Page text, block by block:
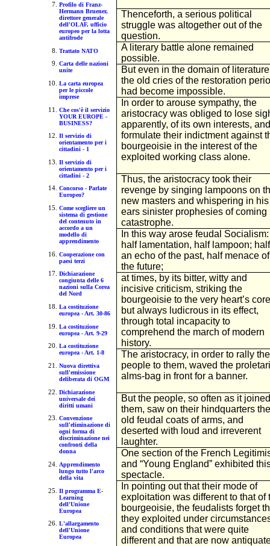
Profilo di Franz-
Hermann Bruener,
direttore generale
dell'OLAF, ufficio
europeo per la lotta
antifrode
Trattato NATO
Carta delle nazioni
unite
La carta europea
per le piccole
imprese
Che cos'è il servizio
YOUR EUROPE -
BUSINESS?
Il servizio di
orientamento per i
cittadini - 1
Il servizio di
orientamento per i
cittadini - 2
Concorso - Parlate
Europeo?
Come scegliere un
sistema di gestione
del contenuto in
accordo a un
modello di
apprendimento
Cooperazione con
paesi terzi
Dichiarazione
congiunta delle 6
nazioni sulla Corea
del Nord
La costituzione
europea - Art. 30-86
La costituzione
europea - Art. 9-29
La costituzione
europea - Art. 1-8
Nuova direttiva
sull'emissione
deliberata di OGM
Dichiarazione
universale dei
diritti umani
Convenzione
sull'eliminazione di
ogni forma di
discriminazione nei
confronti della
donna
Apprendimento
lungo tutto l'arco
della vita
Il programma E-
Learning
dell'Unione
Europea
L'allargamento
dell'Unione
Europea
Thenceforth, a serious political
struggle was altogether out of the
question.
A literary battle alone remained
possible.
But even in the domain of literature
the old cries of the restoration
had become impossible.
In order to arouse sympathy, the
aristocracy was obliged to lose
apparently, of its own interests,
formulate their indictment against
bourgeoisie in the interest of the
exploited working class alone.
Thus, the aristocracy took their
revenge by singing lampoons on
new masters and whispering in his
ears sinister prophesies of coming
catastrophe.
In this way arose feudal Socialism:
half lamentation, half lampoon; half
an echo of the past, half menace of
the future;
at times, by its bitter, witty and
incisive criticism, striking the
bourgeoisie to the very heart’s
but always ludicrous in its effect,
through total incapacity to
comprehend the march of modern
history.
The aristocracy, in order to rally the
people to them, waved the
alms-bag in front for a banner.
But the people, so often as it joined
them, saw on their hindquarters the
old feudal coats of arms, and
deserted with loud and irreverent
laughter.
One section of the French
and “Young England” exhibited
spectacle.
In pointing out that their mode of
exploitation was different to that of
bourgeoisie, the feudalists forget
they exploited under
and conditions that were quite
different and that are now